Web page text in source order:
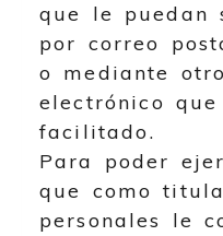
que le puedan
por correo
o mediante
electrónico
facilitado.
Para poder
que como
personales le